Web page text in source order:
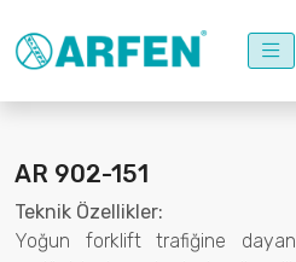
AR 902-151
Teknik Özellikler:
Yoğun forklift trafiğine